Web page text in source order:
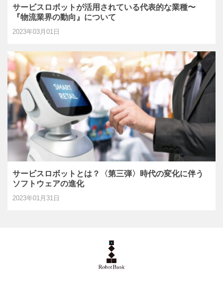
サービスロボットが活用されている代表的な業種〜
『物流業界の動向』について
2023年03月01日
サービスロボットとは？〈第三弾〉時代の変化に伴う
ソフトウェアの進化
2023年01月31日